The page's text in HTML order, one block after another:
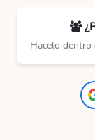
Hacelo dentro